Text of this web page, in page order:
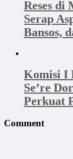
Reses di
Serap
Bansos,
Komisi I
Se’re
Perkuat
Comment